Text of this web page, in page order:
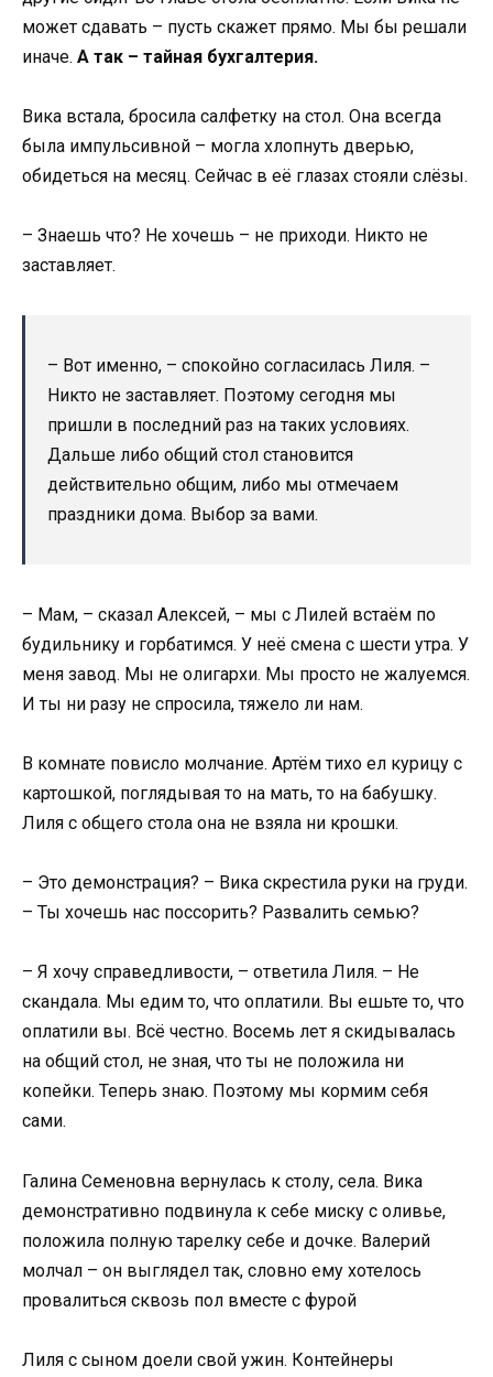
может сдавать – пусть скажет прямо. Мы бы решали
иначе. А так – тайная бухгалтерия.
Вика встала, бросила салфетку на стол. Она всегда
была импульсивной – могла хлопнуть дверью,
обидеться на месяц. Сейчас в её глазах стояли слёзы.
– Знаешь что? Не хочешь – не приходи. Никто не
заставляет.
– Вот именно, – спокойно согласилась Лиля. –
Никто не заставляет. Поэтому сегодня мы
пришли в последний раз на таких условиях.
Дальше либо общий стол становится
действительно общим, либо мы отмечаем
праздники дома. Выбор за вами.
– Мам, – сказал Алексей, – мы с Лилей встаём по
будильнику и горбатимся. У неё смена с шести утра. У
меня завод. Мы не олигархи. Мы просто не жалуемся.
И ты ни разу не спросила, тяжело ли нам.
В комнате повисло молчание. Артём тихо ел курицу с
картошкой, поглядывая то на мать, то на бабушку.
Лиля с общего стола она не взяла ни крошки.
– Это демонстрация? – Вика скрестила руки на груди.
– Ты хочешь нас поссорить? Развалить семью?
– Я хочу справедливости, – ответила Лиля. – Не
скандала. Мы едим то, что оплатили. Вы ешьте то, что
оплатили вы. Всё честно. Восемь лет я скидывалась
на общий стол, не зная, что ты не положила ни
копейки. Теперь знаю. Поэтому мы кормим себя
сами.
Галина Семеновна вернулась к столу, села. Вика
демонстративно подвинула к себе миску с оливье,
положила полную тарелку себе и дочке. Валерий
молчал – он выглядел так, словно ему хотелось
провалиться сквозь пол вместе с фурой
Лиля с сыном доели свой ужин. Контейнеры